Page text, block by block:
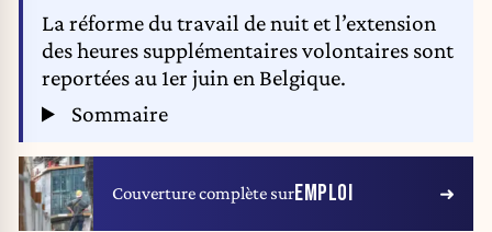
La réforme du travail de nuit et l’extension
des heures supplémentaires volontaires sont
reportées au 1er juin en Belgique.
Sommaire
Couverture complète surEMPLOI